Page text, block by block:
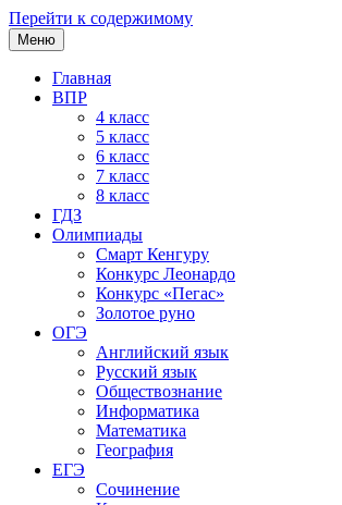
Перейти к содержимому
Меню
Главная
ВПР
4 класс
5 класс
6 класс
7 класс
8 класс
ГДЗ
Олимпиады
Смарт Кенгуру
Конкурс Леонардо
Конкурс «Пегас»
Золотое руно
ОГЭ
Английский язык
Русский язык
Обществознание
Информатика
Математика
География
ЕГЭ
Cочинение